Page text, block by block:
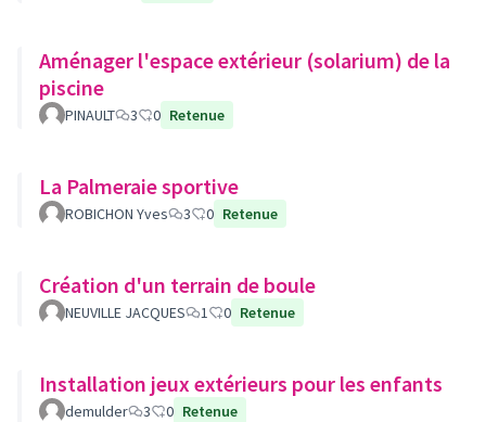
Aménager l'espace extérieur (solarium) de la
piscine
PINAULT 3 0 Retenue
La Palmeraie sportive
ROBICHON Yves 3 0 Retenue
Création d'un terrain de boule
NEUVILLE JACQUES 1 0 Retenue
Installation jeux extérieurs pour les enfants
demulder 3 0 Retenue